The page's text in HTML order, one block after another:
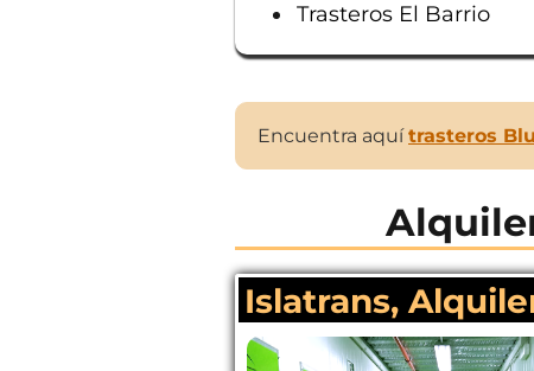
Trasteros El Barrio
Encuentra aquítrasteros
Islatrans,